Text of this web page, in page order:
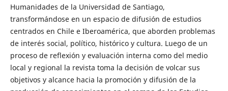
Humanidades de la Universidad de Santiago,
transformándose en un espacio de difusión de estudios
centrados en Chile e Iberoamérica, que aborden problemas
de interés social, político, histórico y cultura. Luego de un
proceso de reflexión y evaluación interna como del medio
local y regional la revista toma la decisión de volcar sus
objetivos y alcance hacia la promoción y difusión de la